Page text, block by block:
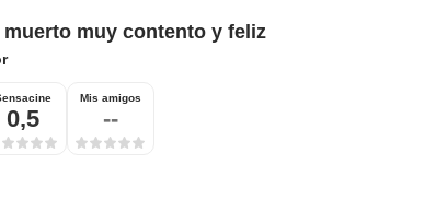
muerto muy contento y feliz
0,5
Mis amigos
--